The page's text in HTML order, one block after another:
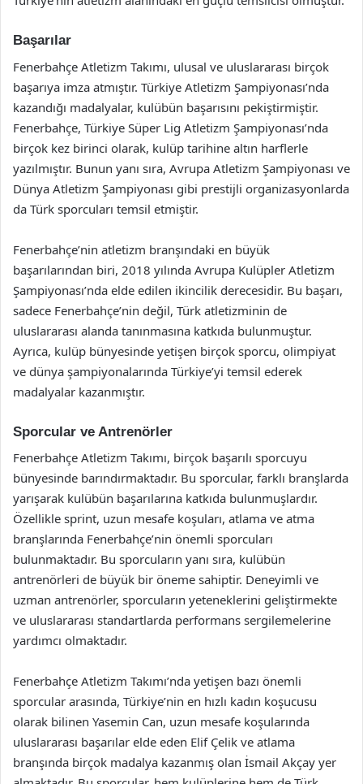
Başarılar
Fenerbahçe Atletizm Takımı, ulusal ve uluslararası birçok
başarıya imza atmıştır. Türkiye Atletizm Şampiyonası’nda
kazandığı madalyalar, kulübün başarısını pekiştirmiştir.
Fenerbahçe, Türkiye Süper Lig Atletizm Şampiyonası’nda
birçok kez birinci olarak, kulüp tarihine altın harflerle
yazılmıştır. Bunun yanı sıra, Avrupa Atletizm Şampiyonası ve
Dünya Atletizm Şampiyonası gibi prestijli organizasyonlarda
da Türk sporcuları temsil etmiştir.
Fenerbahçe’nin atletizm branşındaki en büyük
başarılarından biri, 2018 yılında Avrupa Kulüpler Atletizm
Şampiyonası’nda elde edilen ikincilik derecesidir. Bu başarı,
sadece Fenerbahçe’nin değil, Türk atletizminin de
uluslararası alanda tanınmasına katkıda bulunmuştur.
Ayrıca, kulüp bünyesinde yetişen birçok sporcu, olimpiyat
ve dünya şampiyonalarında Türkiye’yi temsil ederek
madalyalar kazanmıştır.
Sporcular ve Antrenörler
Fenerbahçe Atletizm Takımı, birçok başarılı sporcuyu
bünyesinde barındırmaktadır. Bu sporcular, farklı branşlarda
yarışarak kulübün başarılarına katkıda bulunmuşlardır.
Özellikle sprint, uzun mesafe koşuları, atlama ve atma
branşlarında Fenerbahçe’nin önemli sporcuları
bulunmaktadır. Bu sporcuların yanı sıra, kulübün
antrenörleri de büyük bir öneme sahiptir. Deneyimli ve
uzman antrenörler, sporcuların yeteneklerini geliştirmekte
ve uluslararası standartlarda performans sergilemelerine
yardımcı olmaktadır.
Fenerbahçe Atletizm Takımı’nda yetişen bazı önemli
sporcular arasında, Türkiye’nin en hızlı kadın koşucusu
olarak bilinen Yasemin Can, uzun mesafe koşularında
uluslararası başarılar elde eden Elif Çelik ve atlama
branşında birçok madalya kazanmış olan İsmail Akçay yer